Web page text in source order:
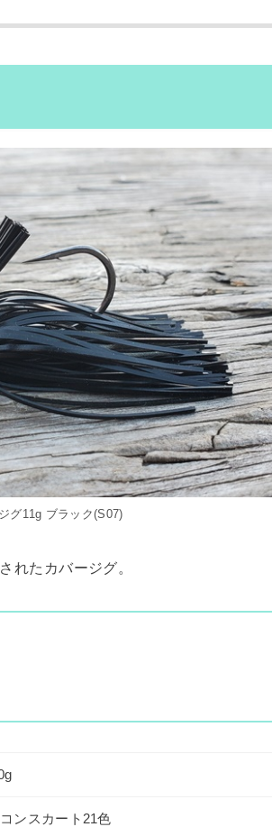
グ11g ブラック(S07)
れたカバージグ。
ンスカート21色